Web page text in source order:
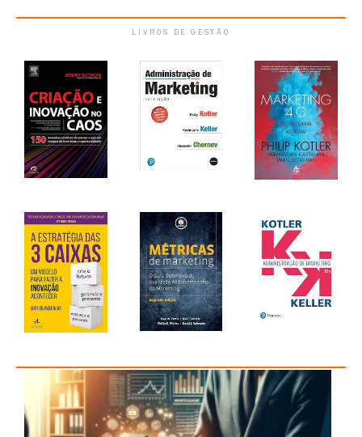
LIVROS DE GESTÃO